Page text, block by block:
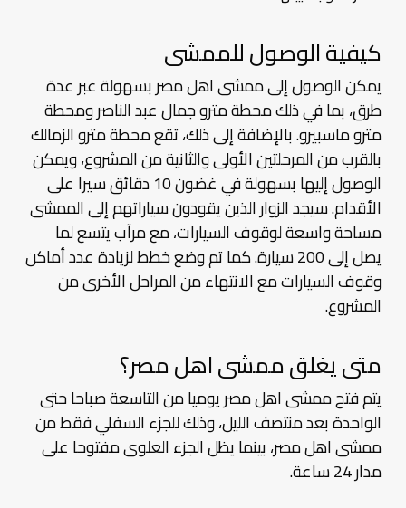
كيفية الوصول للممشى
يمكن الوصول إلى ممشى اهل مصر بسهولة عبر عدة
طرق، بما في ذلك محطة مترو جمال عبد الناصر ومحطة
مترو ماسبيرو. بالإضافة إلى ذلك، تقع محطة مترو الزمالك
بالقرب من المرحلتين الأولى والثانية من المشروع، ويمكن
الوصول إليها بسهولة في غضون 10 دقائق سيرا على
الأقدام. سيجد الزوار الذين يقودون سياراتهم إلى الممشى
مساحة واسعة لوقوف السيارات، مع مرآب يتسع لما
يصل إلى 200 سيارة. كما تم وضع خطط لزيادة عدد أماكن
وقوف السيارات مع الانتهاء من المراحل الأخرى من
المشروع.
متى يغلق ممشى اهل مصر؟
يتم فتح ممشى اهل مصر يوميا من التاسعة صباحا حتى
الواحدة بعد منتصف الليل، وذلك للجزء السفلي فقط من
ممشى اهل مصر، بينما يظل الجزء العلوى مفتوحا على
مدار 24 ساعة.